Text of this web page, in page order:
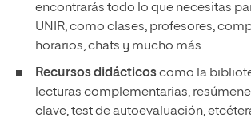
encontrarás todo lo que necesitas
UNIR, como clases, profesores,
horarios, chats y mucho más.
Recursos didácticoscomo la
lecturas complementarias,
clave, test de autoevaluación,